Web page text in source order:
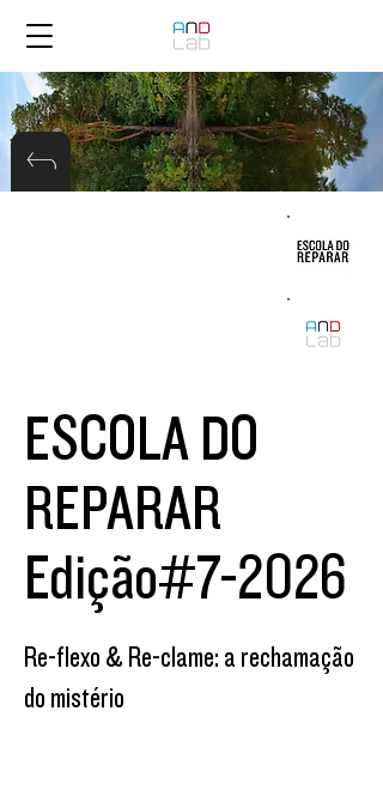
ESCOLA DO
REPARAR
Edição#7-2026
Re-flexo & Re-clame: a rechamação
do mistério